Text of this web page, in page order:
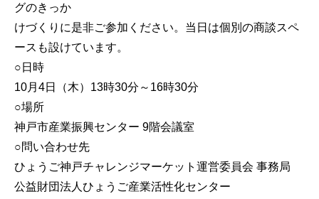
グのきっか
けづくりに是非ご参加ください。当日は個別の商談スペ
ースも設けています。
○日時
10月4日（木）13時30分～16時30分
○場所
神戸市産業振興センター 9階会議室
○問い合わせ先
ひょうご神戸チャレンジマーケット運営委員会 事務局
公益財団法人ひょうご産業活性化センター